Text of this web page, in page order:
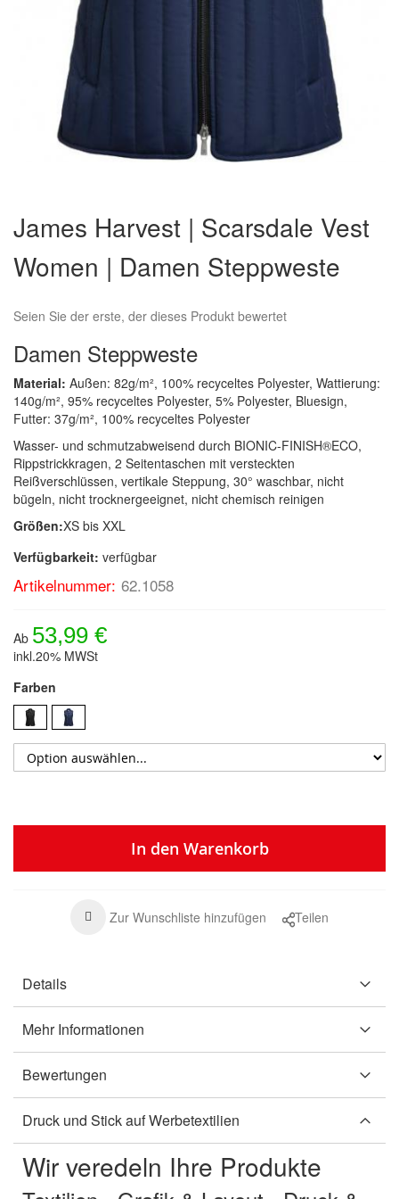
der
Bildergalerie
springen
James Harvest | Scarsdale Vest
Women | Damen Steppweste
Seien Sie der erste, der dieses Produkt bewertet
Damen Steppweste
Material: Außen: 82g/m², 100% recyceltes Polyester, Wattierung:
140g/m², 95% recyceltes Polyester, 5% Polyester, Bluesign,
Futter: 37g/m², 100% recyceltes Polyester
Wasser- und schmutzabweisend durch BIONIC-FINISH®ECO,
Rippstrickkragen, 2 Seitentaschen mit versteckten
Reißverschlüssen, vertikale Steppung, 30° waschbar, nicht
bügeln, nicht trocknergeeignet, nicht chemisch reinigen
Größen:XS bis XXL
Verfügbarkeit: verfügbar
Artikelnummer: 62.1058
Ab 53,99 €
inkl.20% MWSt
Farben
In den Warenkorb
Zur Wunschliste hinzufügen Teilen
Details
Mehr Informationen
Bewertungen
Druck und Stick auf Werbetextilien
Wir veredeln Ihre Produkte